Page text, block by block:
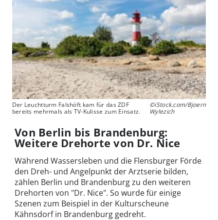
Der Leuchtturm Falshöft kam für das ZDF
bereits mehrmals als TV-Kulisse zum Einsatz.
©iStock.com/Bjoern
Wylezich
Von Berlin bis Brandenburg:
Weitere Drehorte von Dr. Nice
Während Wassersleben und die Flensburger Förde
den Dreh- und Angelpunkt der Arztserie bilden,
zählen Berlin und Brandenburg zu den weiteren
Drehorten von "Dr. Nice". So wurde für einige
Szenen zum Beispiel in der Kulturscheune
Kähnsdorf in Brandenburg gedreht.